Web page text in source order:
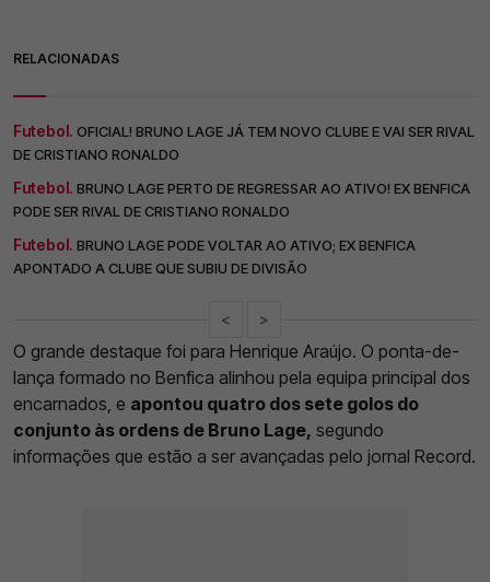
RELACIONADAS
Futebol. OFICIAL! BRUNO LAGE JÁ TEM NOVO CLUBE E VAI SER RIVAL
DE CRISTIANO RONALDO
Futebol. BRUNO LAGE PERTO DE REGRESSAR AO ATIVO! EX BENFICA
PODE SER RIVAL DE CRISTIANO RONALDO
Futebol. BRUNO LAGE PODE VOLTAR AO ATIVO; EX BENFICA
APONTADO A CLUBE QUE SUBIU DE DIVISÃO
< >
O grande destaque foi para Henrique Araújo. O ponta-de-
lança formado no Benfica alinhou pela equipa principal dos
encarnados, e apontou quatro dos sete golos do
conjunto às ordens de Bruno Lage, segundo
informações que estão a ser avançadas pelo jornal Record.